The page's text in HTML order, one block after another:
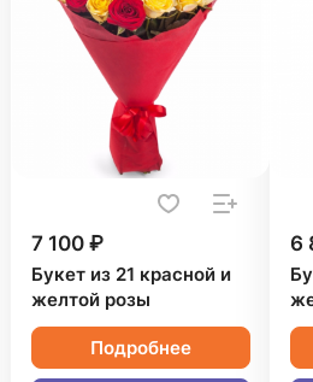
7 100 ₽
Букет из 21 красной и
желтой розы
Подробнее
6